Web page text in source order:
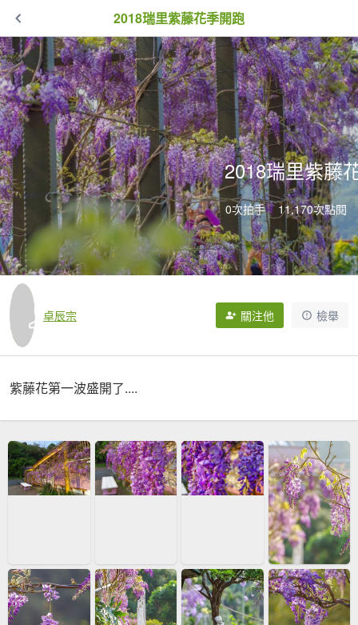
2018瑞里紫藤花季開跑
2018瑞里紫藤
0次拍手 11,170次點閱
卓辰宗 關注他 檢舉
紫藤花第一波盛開了....